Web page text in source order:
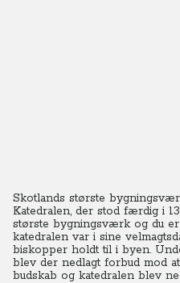
Skotlands største
Katedralen, der stod færdig i
største bygningsværk og du
katedralen var i sine
biskopper holdt til i byen.
blev der nedlagt forbud mod
budskab og katedralen blev